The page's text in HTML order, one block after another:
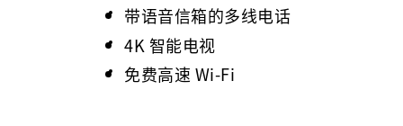
带语音信箱的多线电话
4K 智能电视
免费高速 Wi-Fi